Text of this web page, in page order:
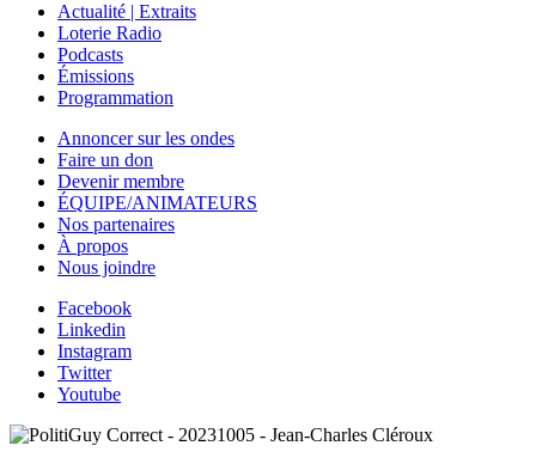
Actualité | Extraits
Loterie Radio
Podcasts
Émissions
Programmation
Annoncer sur les ondes
Faire un don
Devenir membre
ÉQUIPE/ANIMATEURS
Nos partenaires
À propos
Nous joindre
Facebook
Linkedin
Instagram
Twitter
Youtube